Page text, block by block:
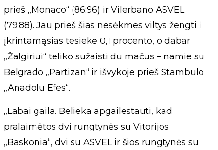
prieš „Monaco“ (86:96) ir Vilerbano ASVEL
(79:88). Jau prieš šias nesėkmes viltys žengti į
įkrintamąsias tesiekė 0,1 procento, o dabar
„Žalgiriui“ teliko sužaisti du mačus – namie su
Belgrado „Partizan“ ir išvykoje prieš Stambulo
„Anadolu Efes“.
„Labai gaila. Belieka apgailestauti, kad
pralaimėtos dvi rungtynės su Vitorijos
„Baskonia“, dvi su ASVEL ir šios rungtynės su